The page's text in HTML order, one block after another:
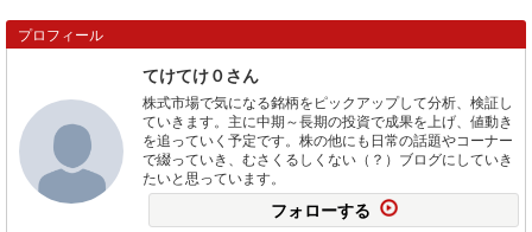
プロフィール
てけてけ０さん
株式市場で気になる銘柄をピックアップして分析、検証し
ていきます。主に中期～長期の投資で成果を上げ、値動き
を追っていく予定です。株の他にも日常の話題やコーナー
で綴っていき、むさくるしくない（？）ブログにしていき
たいと思っています。
フォローする